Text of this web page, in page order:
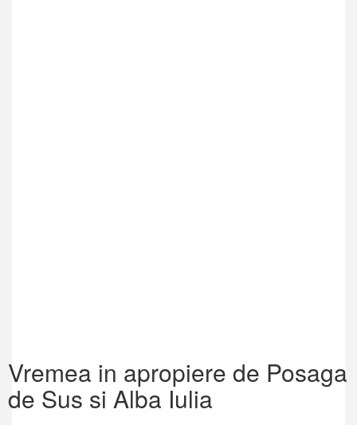
Vremea in apropiere de Posaga
de Sus si Alba Iulia